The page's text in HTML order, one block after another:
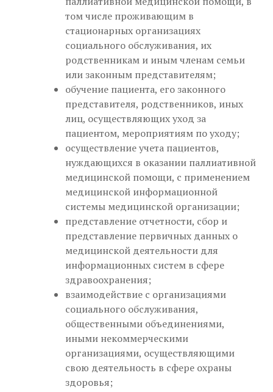
том числе проживающим в
стационарных организациях
социального обслуживания, их
родственникам и иным членам семьи
или законным представителям;
обучение пациента, его законного
представителя, родственников, иных
лиц, осуществляющих уход за
пациентом, мероприятиям по уходу;
осуществление учета пациентов,
нуждающихся в оказании паллиативной
медицинской помощи, с применением
медицинской информационной
системы медицинской организации;
представление отчетности, сбор и
представление первичных данных о
медицинской деятельности для
информационных систем в сфере
здравоохранения;
взаимодействие с организациями
социального обслуживания,
общественными объединениями,
иными некоммерческими
организациями, осуществляющими
свою деятельность в сфере охраны
здоровья;